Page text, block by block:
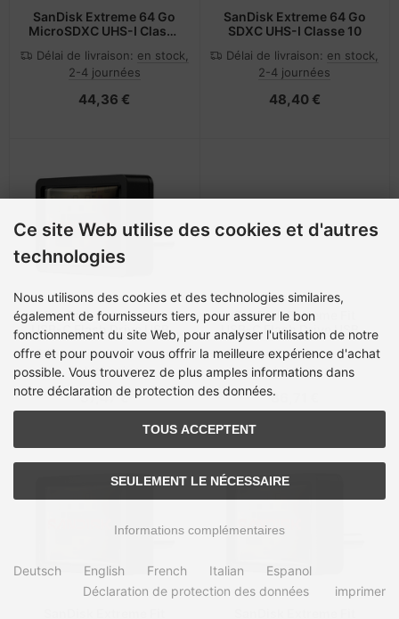
SanDisk Extreme 64 Go
MicroSDXC UHS-I Classe
Délai de livraison: en stock,
2-4 journées
44,36 €
SanDisk Extreme 64 Go
SDXC UHS-I Classe 10
Délai de livraison: en stock,
2-4 journées
48,40 €
SanDisk Extreme Fit
USB-C Flash Drive USB -
USB-Stick - 128 GB
Délai de livraison: en stock,
2-4 journées
57,47 €
SanDisk Extreme Fit
USB-C Flash Drive USB -
USB-Stick - 256 GB
Délai de livraison:en stock,
2-4 journées
86,71 €
Ce site Web utilise des cookies et d'autres
technologies
Nous utilisons des cookies et des technologies similaires,
également de fournisseurs tiers, pour assurer le bon
fonctionnement du site Web, pour analyser l'utilisation de notre
offre et pour pouvoir vous offrir la meilleure expérience d'achat
possible. Vous trouverez de plus amples informations dans
notre déclaration de protection des données.
TOUS ACCEPTENT
SEULEMENT LE NÉCESSAIRE
Informations complémentaires
Deutsch English French Italian
Espanol
Déclaration de protection des données
imprimer